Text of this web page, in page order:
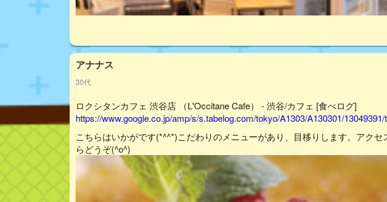
アナナス
30代
ロクシタンカフェ 渋谷店 （L'Occitane Cafe） - 渋谷/カフェ [食べログ]
https://www.google.co.jp/amp/s/s.tabelog.com/tokyo/A1303/A130301/
こちらはいかがです(*^^*)こだわりのメニューがあり、目移りします。アクセ
らどうぞ(^o^)